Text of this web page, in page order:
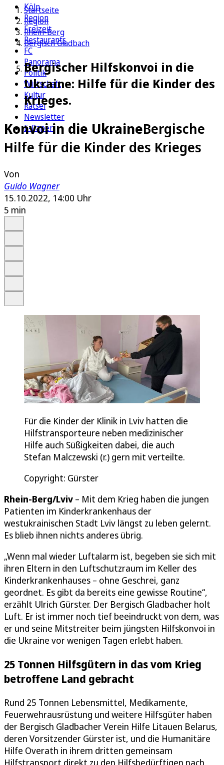
Köln
Region
Freizeit
Restaurants
FC
Panorama
Politik
Wirtschaft
Kultur
Rätsel
Newsletter
E-Paper
Startseite
Region
Rhein-Berg
Bergisch Gladbach
Bergischer Hilfskonvoi in die
Ukraine: Hilfe für die Kinder des
Krieges.
Konvoi in die UkraineBergische
Hilfe für die Kinder des Krieges
Von
Guido Wagner
15.10.2022, 14:00 Uhr
5 min
Für die Kinder der Klinik in Lviv hatten die
Hilfstransporteure neben medizinischer
Hilfe auch Süßigkeiten dabei, die auch
Stefan Malczewski (r.) gern mit verteilte.
Copyright: Gürster
Rhein-Berg/Lviv – Mit dem Krieg haben die jungen
Patienten im Kinderkrankenhaus der
westukrainischen Stadt Lviv längst zu leben gelernt.
Es blieb ihnen nichts anderes übrig.
„Wenn mal wieder Luftalarm ist, begeben sie sich mit
ihren Eltern in den Luftschutzraum im Keller des
Kinderkrankenhauses – ohne Geschrei, ganz
geordnet. Es gibt da bereits eine gewisse Routine“,
erzählt Ulrich Gürster. Der Bergisch Gladbacher holt
Luft. Er ist immer noch tief beeindruckt von dem, was
er und seine Mitstreiter beim jüngsten Hilfskonvoi in
die Ukraine vor wenigen Tagen erlebt haben.
25 Tonnen Hilfsgütern in das vom Krieg
betroffene Land gebracht
Rund 25 Tonnen Lebensmittel, Medikamente,
Feuerwehrausrüstung und weitere Hilfsgüter haben
der Bergisch Gladbacher Verein Hilfe Litauen Belarus,
deren Vorsitzender Gürster ist, und die Humanitäre
Hilfe Overath in ihrem dritten gemeinsam
Hilfstransport direkt zu den Hilfsbedürftigen nach